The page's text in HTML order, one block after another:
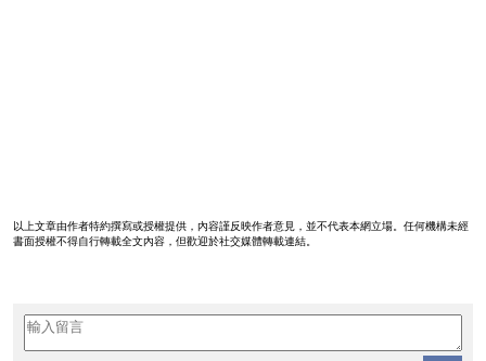
以上文章由作者特約撰寫或授權提供，內容謹反映作者意見，並不代表本網立場。任何機構未經
書面授權不得自行轉載全文內容，但歡迎於社交媒體轉載連結。